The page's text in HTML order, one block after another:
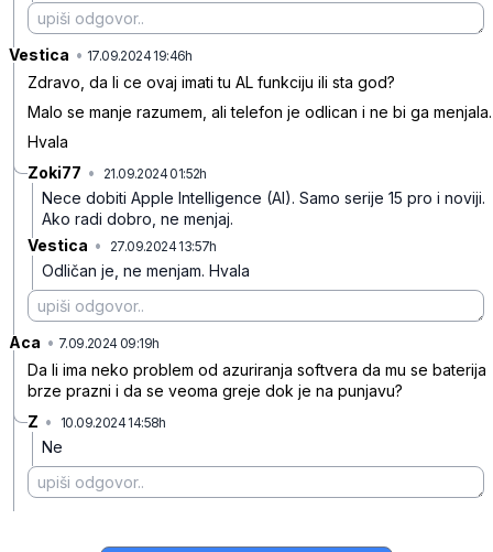
Vestica • 17.09.2024 19:46h
Zdravo, da li ce ovaj imati tu AL funkciju ili sta god?
Malo se manje razumem, ali telefon je odlican i ne bi ga menjala.
Hvala
Zoki77 • 21.09.2024 01:52h
Nece dobiti Apple Intelligence (AI). Samo serije 15 pro i noviji.
Ako radi dobro, ne menjaj.
Vestica • 27.09.2024 13:57h
Odličan je, ne menjam. Hvala
Aca • 7.09.2024 09:19h
Da li ima neko problem od azuriranja softvera da mu se baterija
brze prazni i da se veoma greje dok je na punjavu?
Z • 10.09.2024 14:58h
Ne